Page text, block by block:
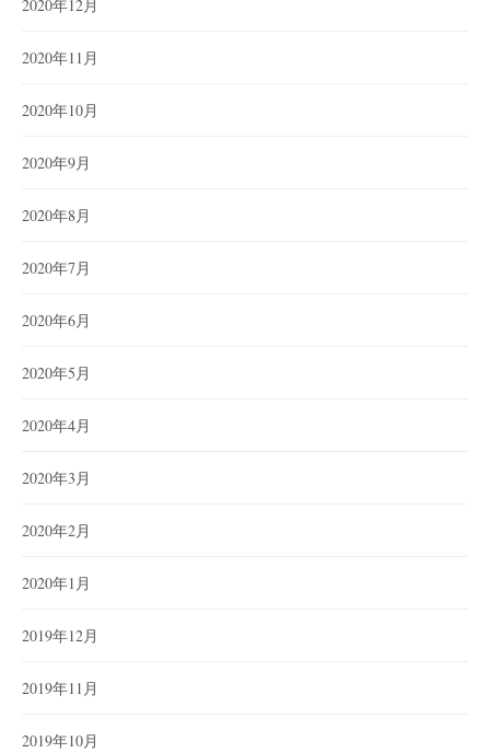
2020年12月
2020年11月
2020年10月
2020年9月
2020年8月
2020年7月
2020年6月
2020年5月
2020年4月
2020年3月
2020年2月
2020年1月
2019年12月
2019年11月
2019年10月